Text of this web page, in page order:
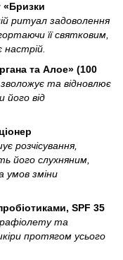
«Бризки
ритуал задоволення
її святковим,
та Алое» (100
та відновлює
його від
розчісування,
його слухняним,
умов зміни
SPF 35
та
протягом усього